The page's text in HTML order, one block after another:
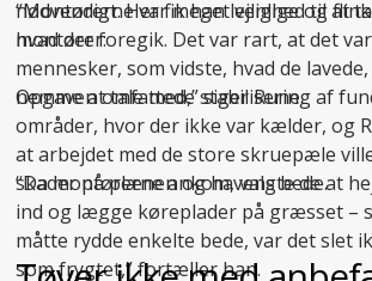
nødvendigt. Her fik han lejlighed til at
montører:
“Montørerne var meget venlige og
hvad der foregik. Det var rart, at det
mennesker, som vidste, hvad de
nemme at tale med,” siger Rune.
Opgaven omfattedestabilisering af
områder, hvor der ikke var kælder, og
at arbejdet med de store skruepæle
skader på plænen og havens bede.
“Da montørerne ankom, valgte de at
ind og lægge køreplader på græsset –
måtte rydde enkelte bede, var det slet
som frygtet,” fortæller han.